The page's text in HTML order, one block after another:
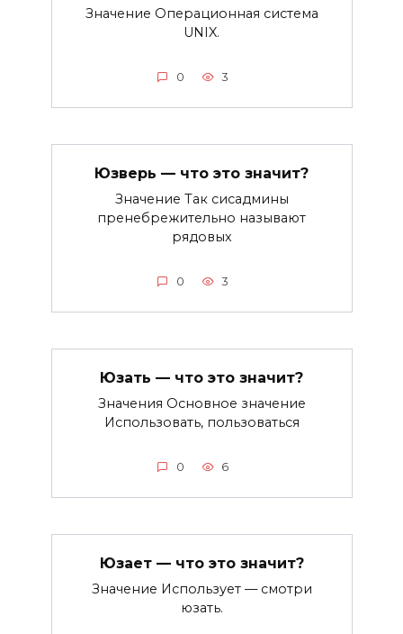
Значение Операционная система
UNIX.
0 3
Юзверь — что это значит?
Значение Так сисадмины
пренебрежительно называют
рядовых
0 3
Юзать — что это значит?
Значения Основное значение
Использовать, пользоваться
0 6
Юзает — что это значит?
Значение Использует — смотри
юзать.